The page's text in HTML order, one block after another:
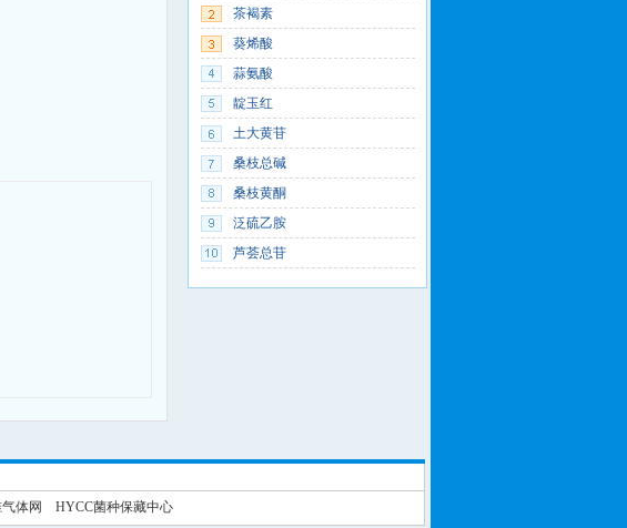
茶褐素
葵烯酸
蒜氨酸
靛玉红
土大黄苷
桑枝总碱
桑枝黄酮
泛硫乙胺
芦荟总苷
体网 HYCC菌种保藏中心